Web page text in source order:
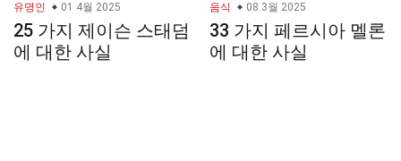
유명인 01 4월 2025
25 가지 제이슨 스태덤
에 대한 사실
음식 08 3월 2025
33 가지 페르시아 멜론
에 대한 사실